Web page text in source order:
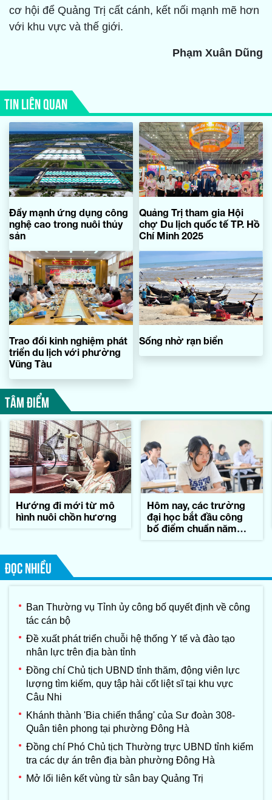
cơ hội để Quảng Trị cất cánh, kết nối mạnh mẽ hơn
với khu vực và thế giới.
Phạm Xuân Dũng
TIN LIÊN QUAN
Đẩy mạnh ứng dụng công
nghệ cao trong nuôi thủy
sản
Quảng Trị tham gia Hội
chợ Du lịch quốc tế TP. Hồ
Chí Minh 2025
Trao đổi kinh nghiệm phát
triển du lịch với phường
Vũng Tàu
Sống nhờ rạn biển
TÂM ĐIỂM
Hướng đi mới từ mô
hình nuôi chồn hương
Hôm nay, các trường
đại học bắt đầu công
bố điểm chuẩn năm
ĐỌC NHIỀU
Ban Thường vụ Tỉnh ủy công bố quyết định về công
tác cán bộ
Đề xuất phát triển chuỗi hệ thống Y tế và đào tạo
nhân lực trên địa bàn tỉnh
Đồng chí Chủ tịch UBND tỉnh thăm, động viên lực
lượng tìm kiếm, quy tập hài cốt liệt sĩ tại khu vực
Câu Nhi
Khánh thành 'Bia chiến thắng' của Sư đoàn 308-
Quân tiên phong tại phường Đông Hà
Đồng chí Phó Chủ tịch Thường trực UBND tỉnh kiểm
tra các dự án trên địa bàn phường Đông Hà
Mở lối liên kết vùng từ sân bay Quảng Trị